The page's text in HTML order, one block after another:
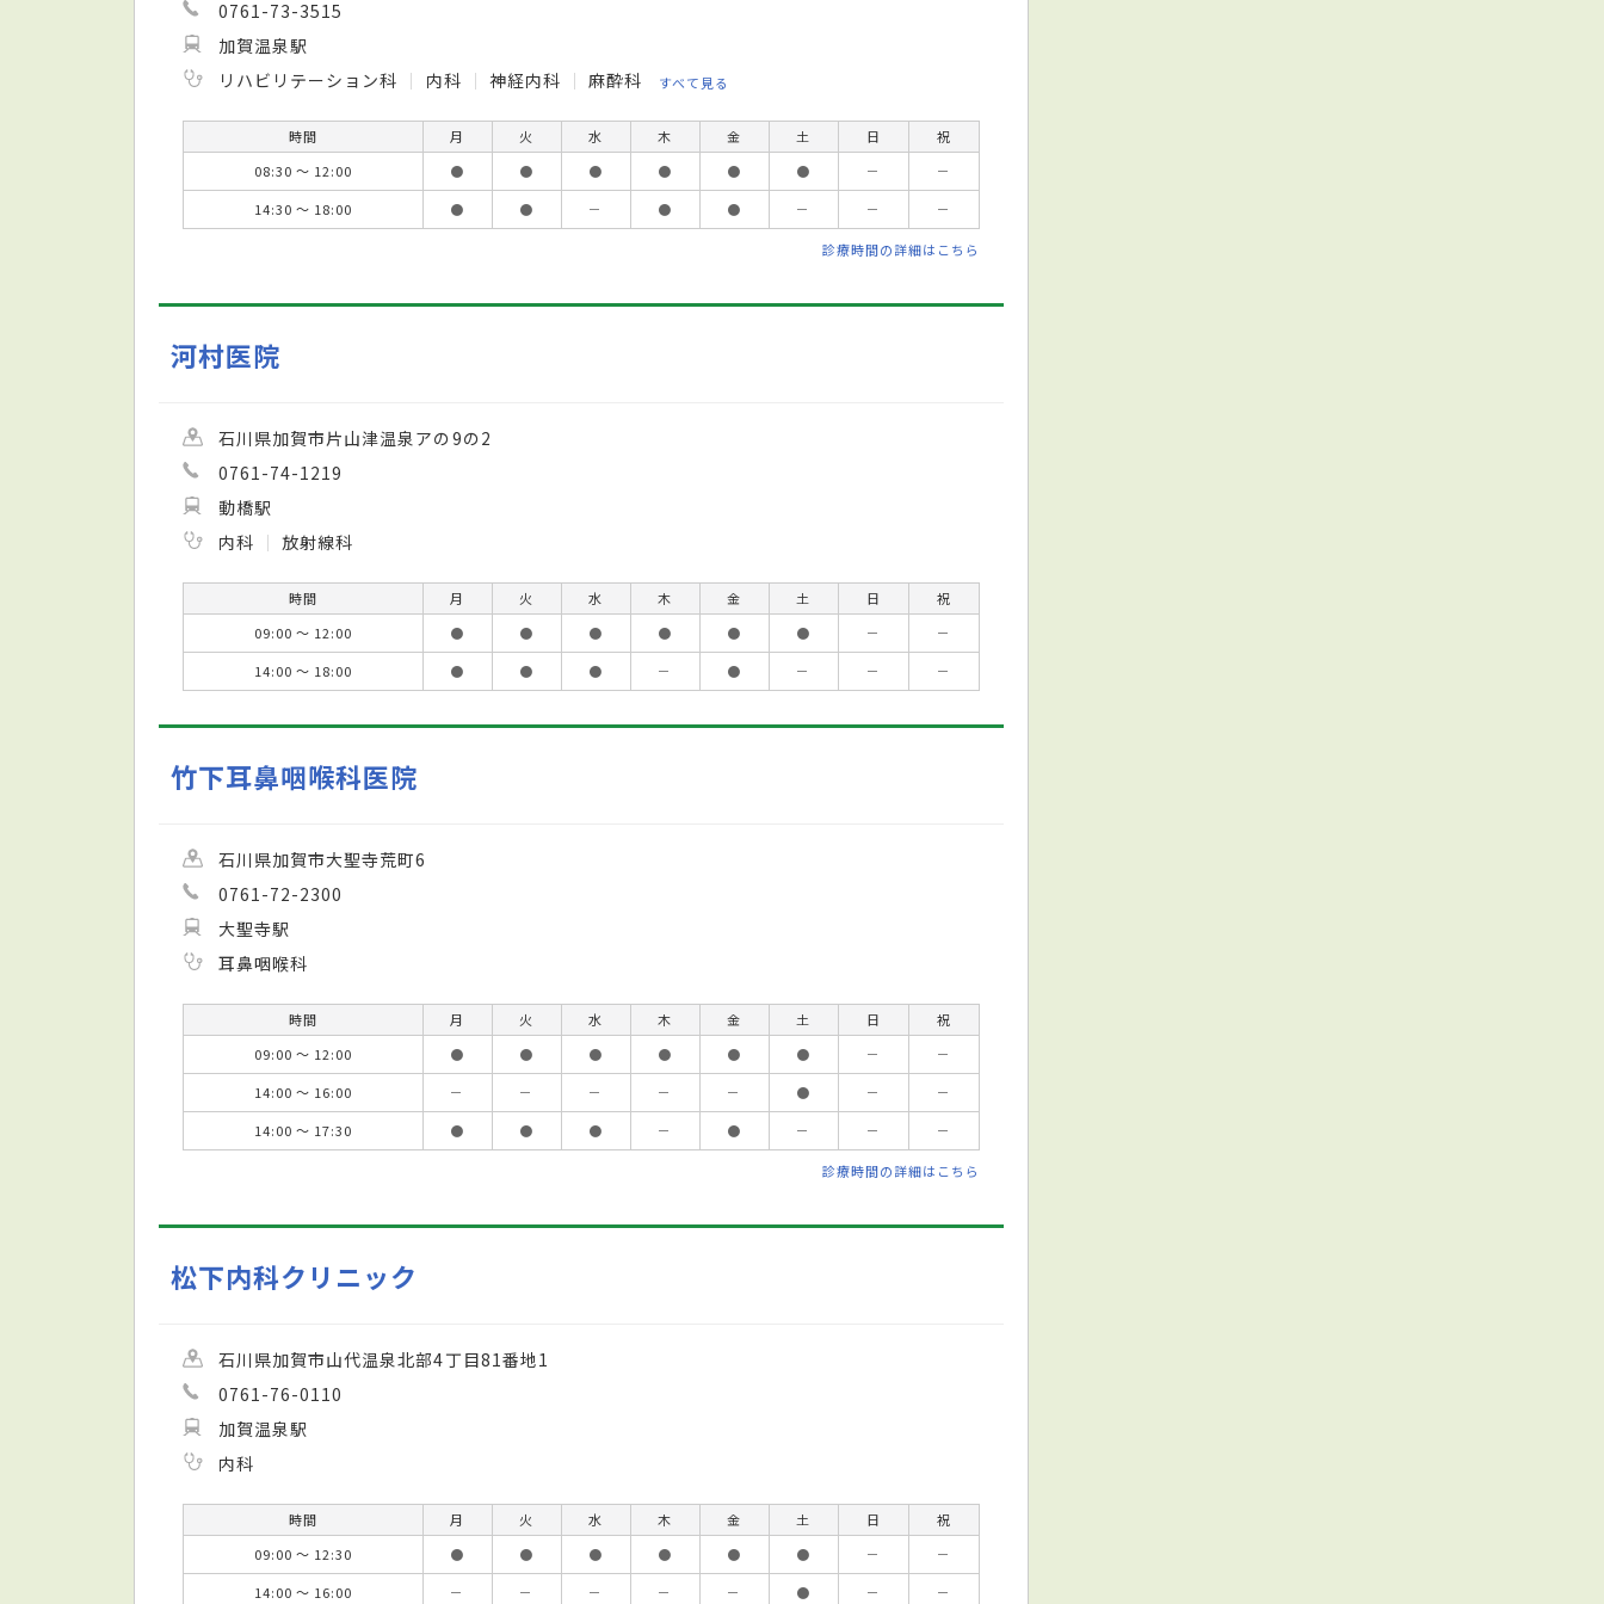
0761-73-3515
加賀温泉駅
リハビリテーション科
内科 神経内科 麻酔科 すべて見る
時間 月 火 水 木 金 土 日
祝
08:30 ～ 12:00
● ● ● ● ● ● －
－
14:30 ～ 18:00
● ● － ● ● － － －
診療時間の詳細はこちら
河村医院
石川県加賀市片山津温泉アの9の2
0761-74-1219
動橋駅
内科
放射線科
時間 月 火 水 木 金 土 日
祝
09:00 ～ 12:00
● ● ● ● ● ● －
－
14:00 ～ 18:00
● ● ● － ● － － －
竹下耳鼻咽喉科医院
石川県加賀市大聖寺荒町6
0761-72-2300
大聖寺駅
耳鼻咽喉科
時間 月 火 水 木 金 土 日
祝
09:00 ～ 12:00
● ● ● ● ● ● －
－
14:00 ～ 16:00
－ － － － － ● －
－
14:00 ～ 17:30
● ● ● － ● － － －
診療時間の詳細はこちら
松下内科クリニック
石川県加賀市山代温泉北部4丁目81番地1
0761-76-0110
加賀温泉駅
内科
時間 月 火 水 木 金 土 日
祝
09:00 ～ 12:30
● ● ● ● ● ● －
－
14:00 ～ 16:00
－ － － － － ● － －